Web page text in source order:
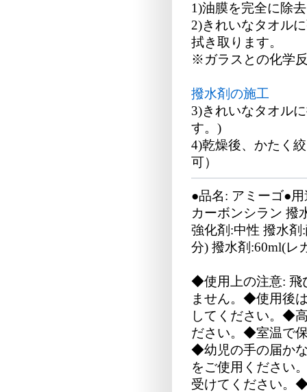
1)油膜を完全に除
2)きれいなタオル
拭き取ります。
※ガラスとの化学
撥水剤の施工
3)きれいなタオル
す。)
4)乾燥後、かたく
可）
●品名: アミーゴ●
カーボンシラン 撥
強化剤:中性 撥水剤
分) 撥水剤:60ml(レ
◆使用上の注意: 飛
ません。◆使用後
してください。◆
ださい。◆室温で
◆幼児の手の届か
をご使用ください
受けてください。